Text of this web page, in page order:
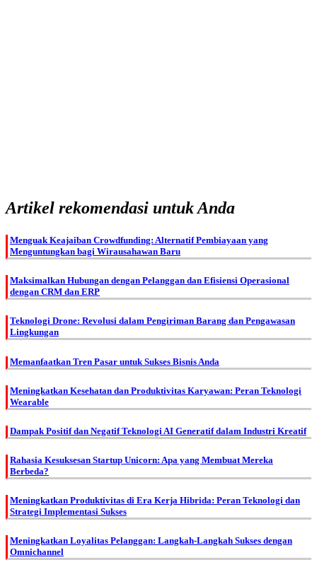
Artikel rekomendasi untuk Anda
Menguak Keajaiban Crowdfunding: Alternatif Pembiayaan yang
Menguntungkan bagi Wirausahawan Baru
Maksimalkan Hubungan dengan Pelanggan dan Efisiensi Operasional
dengan CRM dan ERP
Teknologi Drone: Revolusi dalam Pengiriman Barang dan Pengawasan
Lingkungan
Memanfaatkan Tren Pasar untuk Sukses Bisnis Anda
Meningkatkan Kesehatan dan Produktivitas Karyawan: Peran Teknologi
Wearable
Dampak Positif dan Negatif Teknologi AI Generatif dalam Industri Kreatif
Rahasia Kesuksesan Startup Unicorn: Apa yang Membuat Mereka
Berbeda?
Meningkatkan Produktivitas di Era Kerja Hibrida: Peran Teknologi dan
Strategi Implementasi Sukses
Meningkatkan Loyalitas Pelanggan: Langkah-Langkah Sukses dengan
Omnichannel